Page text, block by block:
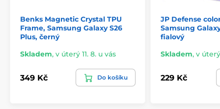
Benks Magnetic Crystal TPU
Frame, Samsung Galaxy S26
Plus, černý
Skladem, v úterý 11. 8. u vás
349 Kč Do košíku
JP Defense
Samsung
fialový
Skladem, v úterý
229 Kč